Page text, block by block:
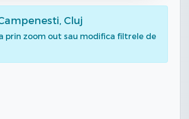
Cluj
prin zoom out sau modifica filtrele de